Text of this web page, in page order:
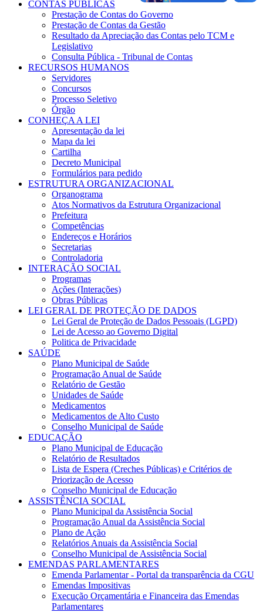
CONTAS PÚBLICAS
Prestação de Contas do Governo
Prestação de Contas da Gestão
Resultado da Apreciação das Contas pelo TCM e
Legislativo
Consulta Pública - Tribunal de Contas
RECURSOS HUMANOS
Servidores
Concursos
Processo Seletivo
Órgão
CONHEÇA A LEI
Apresentação da lei
Mapa da lei
Cartilha
Decreto Municipal
Formulários para pedido
ESTRUTURA ORGANIZACIONAL
Organograma
Atos Normativos da Estrutura Organizacional
Prefeitura
Competências
Endereços e Horários
Secretarias
Controladoria
INTERAÇÃO SOCIAL
Programas
Ações (Interações)
Obras Públicas
LEI GERAL DE PROTEÇÃO DE DADOS
Lei Geral de Proteção de Dados Pessoais (LGPD)
Lei de Acesso ao Governo Digital
Politica de Privacidade
SAÚDE
Plano Municipal de Saúde
Programação Anual de Saúde
Relatório de Gestão
Unidades de Saúde
Medicamentos
Medicamentos de Alto Custo
Conselho Municipal de Saúde
EDUCAÇÃO
Plano Municipal de Educação
Relatório de Resultados
Lista de Espera (Creches Públicas) e Critérios de
Priorização de Acesso
Conselho Municipal de Educação
ASSISTÊNCIA SOCIAL
Plano Municipal da Assistência Social
Programação Anual da Assistência Social
Plano de Ação
Relatórios Anuais da Assistência Social
Conselho Municipal de Assistência Social
EMENDAS PARLAMENTARES
Emenda Parlamentar - Portal da transparência da CGU
Emendas Impositivas
Execução Orçamentária e Financeira das Emendas
Parlamentares